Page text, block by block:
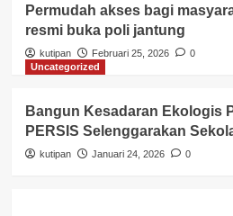
Permudah akses bagi
resmi buka poli jantung
kutipan Februari 25, 2026
0
Uncategorized
Bangun Kesadaran Ekologis
PERSIS Selenggarakan
kutipan Januari 24, 2026 0